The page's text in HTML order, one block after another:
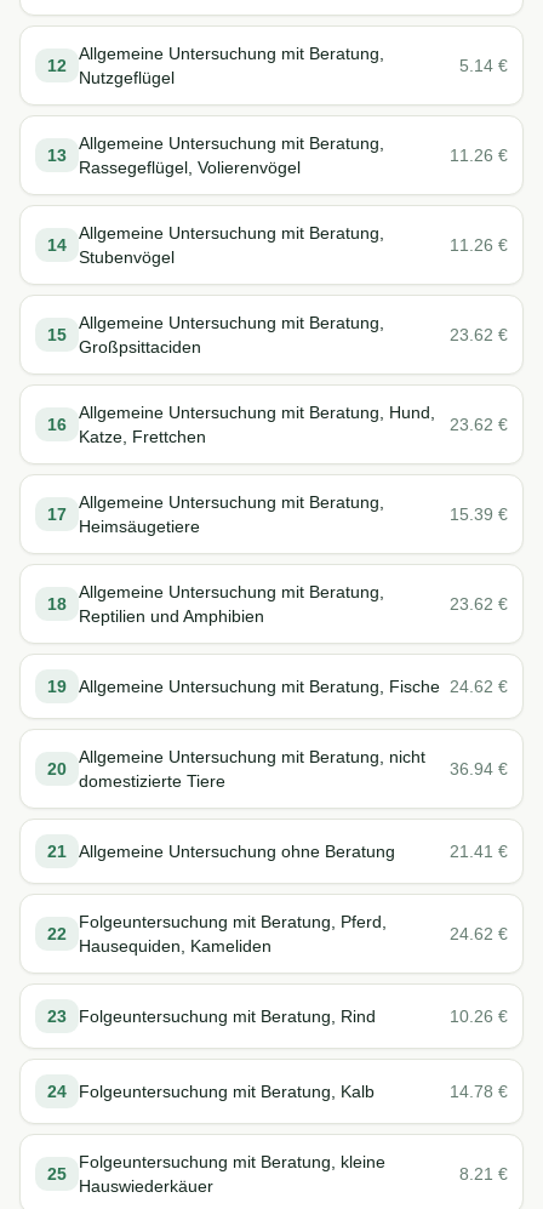
12
Allgemeine Untersuchung mit Beratung,
Nutzgeflügel
5.14 €
13
Allgemeine Untersuchung mit Beratung,
Rassegeflügel, Volierenvögel
11.26 €
14
Allgemeine Untersuchung mit Beratung,
Stubenvögel
11.26 €
15
Allgemeine Untersuchung mit Beratung,
Großpsittaciden
23.62 €
16
Allgemeine Untersuchung mit Beratung, Hund,
Katze, Frettchen
23.62 €
17
Allgemeine Untersuchung mit Beratung,
Heimsäugetiere
15.39 €
18
Allgemeine Untersuchung mit Beratung,
Reptilien und Amphibien
23.62 €
19 Allgemeine Untersuchung mit Beratung, Fische 24.62 €
20
Allgemeine Untersuchung mit Beratung, nicht
domestizierte Tiere
36.94 €
21 Allgemeine Untersuchung ohne Beratung 21.41 €
22
Folgeuntersuchung mit Beratung, Pferd,
Hausequiden, Kameliden
24.62 €
23 Folgeuntersuchung mit Beratung, Rind 10.26 €
24 Folgeuntersuchung mit Beratung, Kalb 14.78 €
25
Folgeuntersuchung mit Beratung, kleine
Hauswiederkäuer
8.21 €